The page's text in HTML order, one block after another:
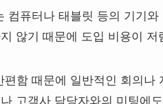
컴퓨터나 태블릿 등의 기기
않기 때문에 도입 비용이
편함 때문에 일반적인 회의
고객사 담당자와의 미팅에